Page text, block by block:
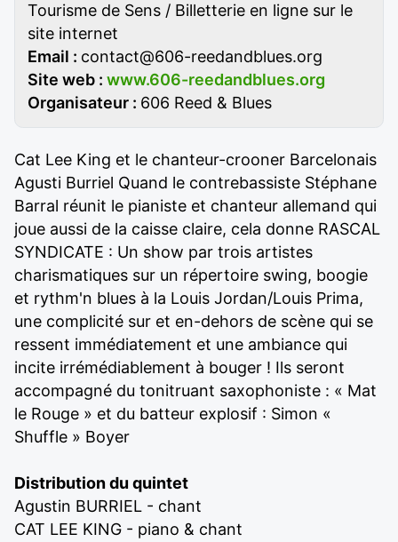
Tourisme de Sens / Billetterie en ligne sur le
site internet
Email : contact@606-reedandblues.org
Site web : www.606-reedandblues.org
Organisateur : 606 Reed & Blues
Cat Lee King et le chanteur-crooner Barcelonais
Agusti Burriel Quand le contrebassiste Stéphane
Barral réunit le pianiste et chanteur allemand qui
joue aussi de la caisse claire, cela donne RASCAL
SYNDICATE : Un show par trois artistes
charismatiques sur un répertoire swing, boogie
et rythm'n blues à la Louis Jordan/Louis Prima,
une complicité sur et en-dehors de scène qui se
ressent immédiatement et une ambiance qui
incite irrémédiablement à bouger ! Ils seront
accompagné du tonitruant saxophoniste : « Mat
le Rouge » et du batteur explosif : Simon «
Shuffle » Boyer
Distribution du quintet
Agustin BURRIEL - chant
CAT LEE KING - piano & chant